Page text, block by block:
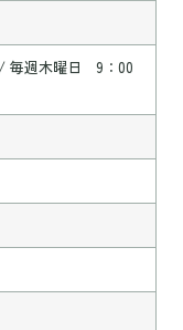
毎週木曜日 9：00